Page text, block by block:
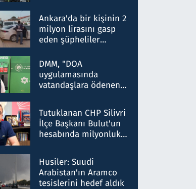
ifadelerinden ortaya
çıkan tablo şok etti
Ankara'da bir kişinin 2
milyon lirasını gasp
eden şüpheliler
DMM, "DOA
uygulamasında
vatandaşlara ödenen
düşürüldüğü" iddiasını
yalanladı
Tutuklanan CHP Silivri
İlçe Başkanı Bulut'un
hesabında milyonluk
talimat verdi, ben
gönderdim
Husiler: Suudi
Arabistan'ın Aramco
tesislerini hedef aldık